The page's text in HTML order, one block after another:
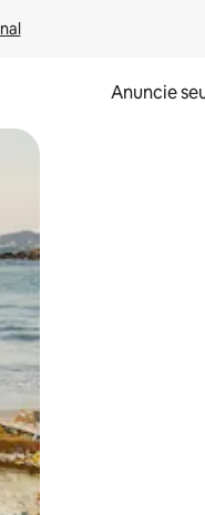
Anuncie
o dedo na tela.